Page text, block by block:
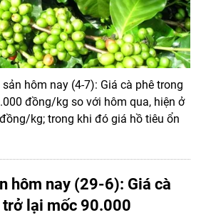
hôm nay (4-7): Giá cà phê trong
đồng/kg so với hôm qua, hiện ở
kg; trong khi đó giá hồ tiêu ổn
hôm nay (29-6): Giá cà
trở lại mốc 90.000